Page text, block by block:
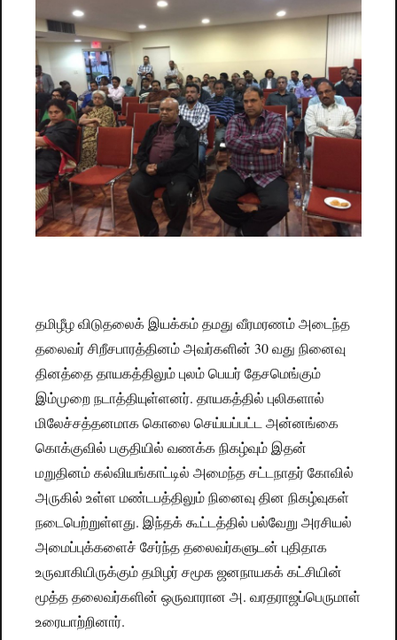
தமிழீழ விடுதலைக் இயக்கம் தமது வீரமரணம் அடைந்த
தலைவர் சிறீசபாரத்தினம் அவர்களின் 30 வது நினைவு
தினத்தை தாயகத்திலும் புலம் பெயர் தேசமெங்கும்
இம்முறை நடாத்தியுள்ளனர். தாயகத்தில் புலிகளால்
மிலேச்சத்தனமாக கொலை செய்யப்பட்ட அன்னங்கை
கொக்குவில் பகுதியில் வணக்க நிகழ்வும் இதன்
மறுதினம் கல்வியங்காட்டில் அமைந்த சட்டநாதர் கோவில்
அருகில் உள்ள மண்டபத்திலும் நினைவு தின நிகழ்வுகள்
நடைபெற்றுள்ளது. இந்தக் கூட்டத்தில் பல்வேறு அரசியல்
அமைப்புக்களைச் சேர்ந்த தலைவர்களுடன் புதிதாக
உருவாகியிருக்கும் தமிழர் சமூக ஜனநாயகக் கட்சியின்
மூத்த தலைவர்களின் ஒருவாரான அ. வரதராஜப்பெருமாள்
உரையாற்றினார்.